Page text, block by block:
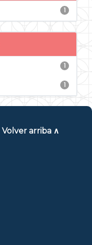
1
1
1
Volver arriba ∧